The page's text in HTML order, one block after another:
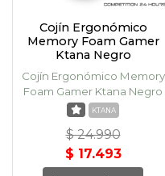
Cojín Ergonómico
Memory Foam Gamer
Ktana Negro
Cojín Ergonómico Memory
Foam Gamer Ktana Negro
KTANA
$ 24.990
$ 17.493